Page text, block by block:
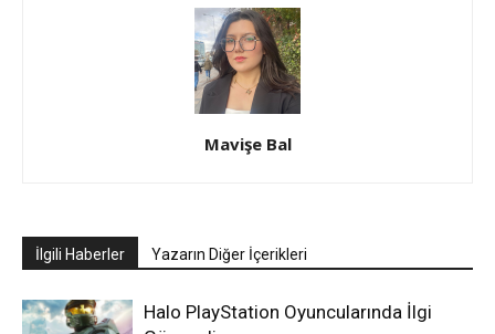
Mavişe Bal
İlgili Haberler Yazarın Diğer İçerikleri
Halo PlayStation Oyuncularında İlgi